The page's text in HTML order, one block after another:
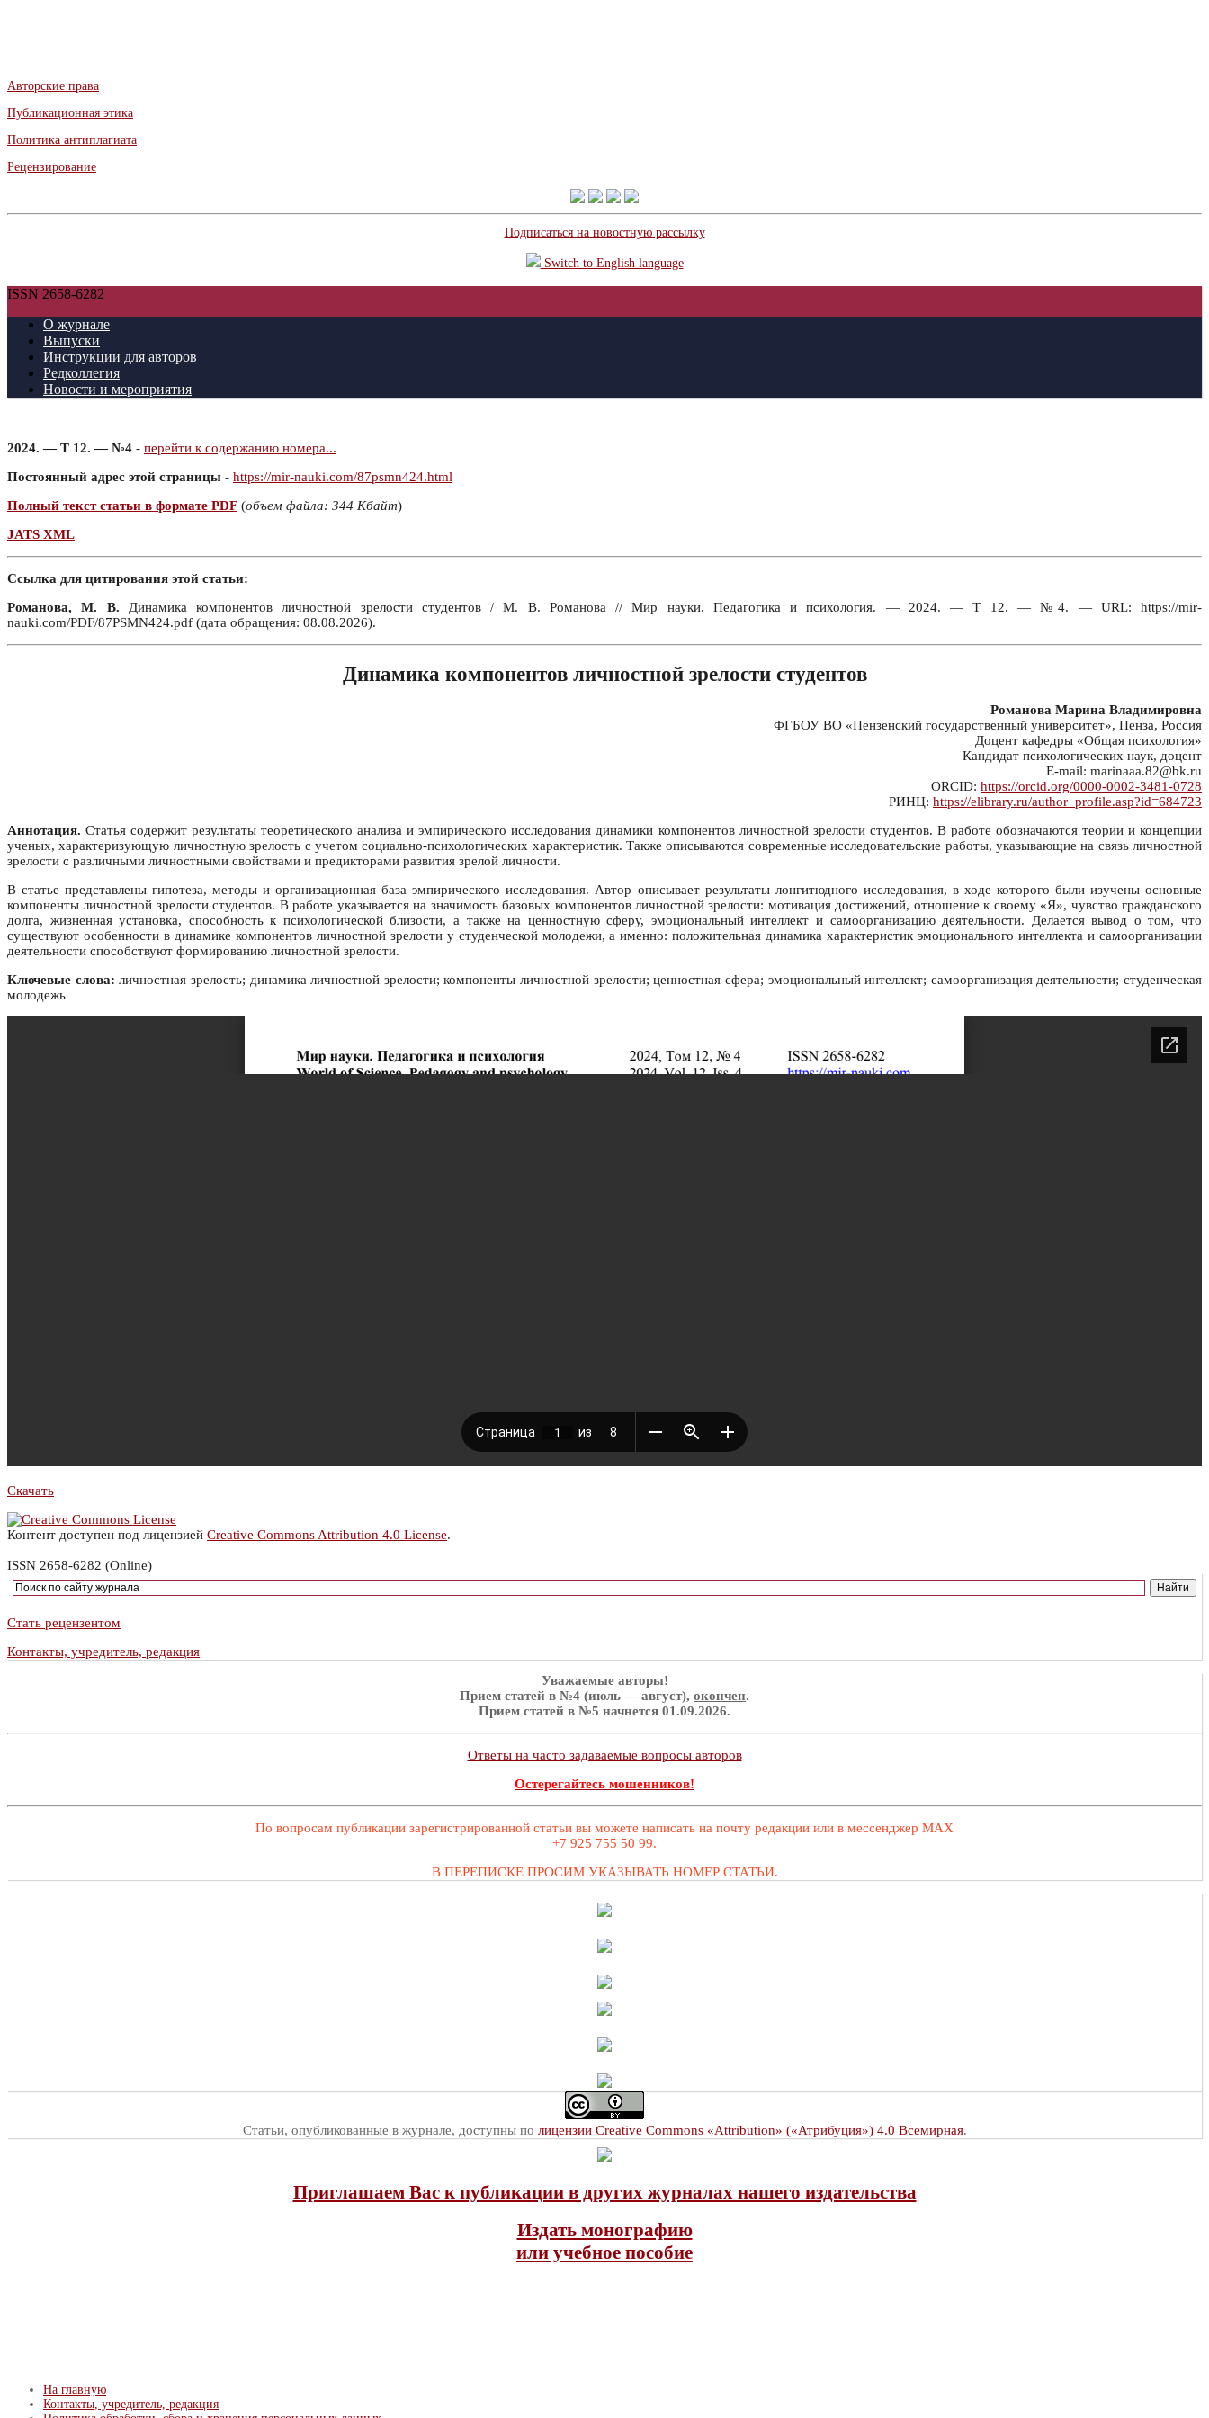
Авторские права
Публикационная этика
Политика антиплагиата
Рецензирование
Подписаться на новостную рассылку
Switch to English language
ISSN 2658-6282
О журнале
Выпуски
Инструкции для авторов
Редколлегия
Новости и мероприятия
2024. — Т 12. — №4 - перейти к содержанию номера...
Постоянный адрес этой страницы - https://mir-nauki.com/87psmn424.html
Полный текст статьи в формате PDF (объем файла: 344 Кбайт)
JATS XML
Ссылка для цитирования этой статьи:
Романова, М. В. Динамика компонентов личностной зрелости студентов / М. В. Романова // Мир науки. Педагогика и психология. — 2024. — Т 12. — №4. — URL: https://mir-
nauki.com/PDF/87PSMN424.pdf (дата обращения: 08.08.2026).
Динамика компонентов личностной зрелости студентов
Романова Марина Владимировна
ФГБОУ ВО «Пензенский государственный университет», Пенза, Россия
Доцент кафедры «Общая психология»
Кандидат психологических наук, доцент
E-mail: marinaaa.82@bk.ru
ORCID: https://orcid.org/0000-0002-3481-0728
РИНЦ: https://elibrary.ru/author_profile.asp?id=684723
Аннотация. Статья содержит результаты теоретического анализа и эмпирического исследования динамики компонентов личностной зрелости студентов. В работе обозначаются теории и концепции
ученых, характеризующую личностную зрелость с учетом социально-психологических характеристик. Также описываются современные исследовательские работы, указывающие на связь личностной
зрелости с различными личностными свойствами и предикторами развития зрелой личности.
В статье представлены гипотеза, методы и организационная база эмпирического исследования. Автор описывает результаты лонгитюдного исследования, в ходе которого были изучены основные
компоненты личностной зрелости студентов. В работе указывается на значимость базовых компонентов личностной зрелости: мотивация достижений, отношение к своему «Я», чувство гражданского
долга, жизненная установка, способность к психологической близости, а также на ценностную сферу, эмоциональный интеллект и самоорганизацию деятельности. Делается вывод о том, что
существуют особенности в динамике компонентов личностной зрелости у студенческой молодежи, а именно: положительная динамика характеристик эмоционального интеллекта и самоорганизации
деятельности способствуют формированию личностной зрелости.
Ключевые слова: личностная зрелость; динамика личностной зрелости; компоненты личностной зрелости; ценностная сфера; эмоциональный интеллект; самоорганизация деятельности; студенческая
молодежь
Скачать
Контент доступен под лицензией Creative Commons Attribution 4.0 License.
ISSN 2658-6282 (Online)
Стать рецензентом
Контакты, учредитель, редакция
Уважаемые авторы!
Прием статей в №4 (июль — август), окончен.
Прием статей в №5 начнется 01.09.2026.
Ответы на часто задаваемые вопросы авторов
Остерегайтесь мошенников!
По вопросам публикации зарегистрированной статьи вы можете написать на почту редакции или в мессенджер MAX
+7 925 755 50 99.
В ПЕРЕПИСКЕ ПРОСИМ УКАЗЫВАТЬ НОМЕР СТАТЬИ.
Статьи, опубликованные в журнале, доступны по лицензии Creative Commons «Attribution» («Атрибуция») 4.0 Всемирная.
Приглашаем Вас к публикации в других журналах нашего издательства
Издать монографию
или учебное пособие
На главную
Контакты, учредитель, редакция